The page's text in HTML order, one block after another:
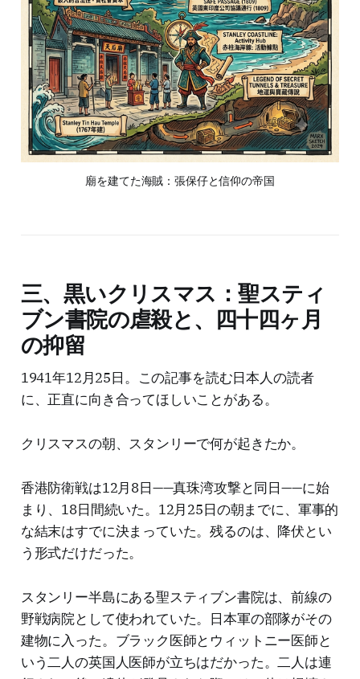
廟を建てた海賊：張保仔と信仰の帝国
三、黒いクリスマス：聖スティ
ブン書院の虐殺と、四十四ヶ月
の抑留
1941年12月25日。この記事を読む日本人の読者
に、正直に向き合ってほしいことがある。
クリスマスの朝、スタンリーで何が起きたか。
香港防衛戦は12月8日——真珠湾攻撃と同日——に始
まり、18日間続いた。12月25日の朝までに、軍事的
な結末はすでに決まっていた。残るのは、降伏とい
う形式だけだった。
スタンリー半島にある聖スティブン書院は、前線の
野戦病院として使われていた。日本軍の部隊がその
建物に入った。ブラック医師とウィットニー医師と
いう二人の英国人医師が立ちはだかった。二人は連